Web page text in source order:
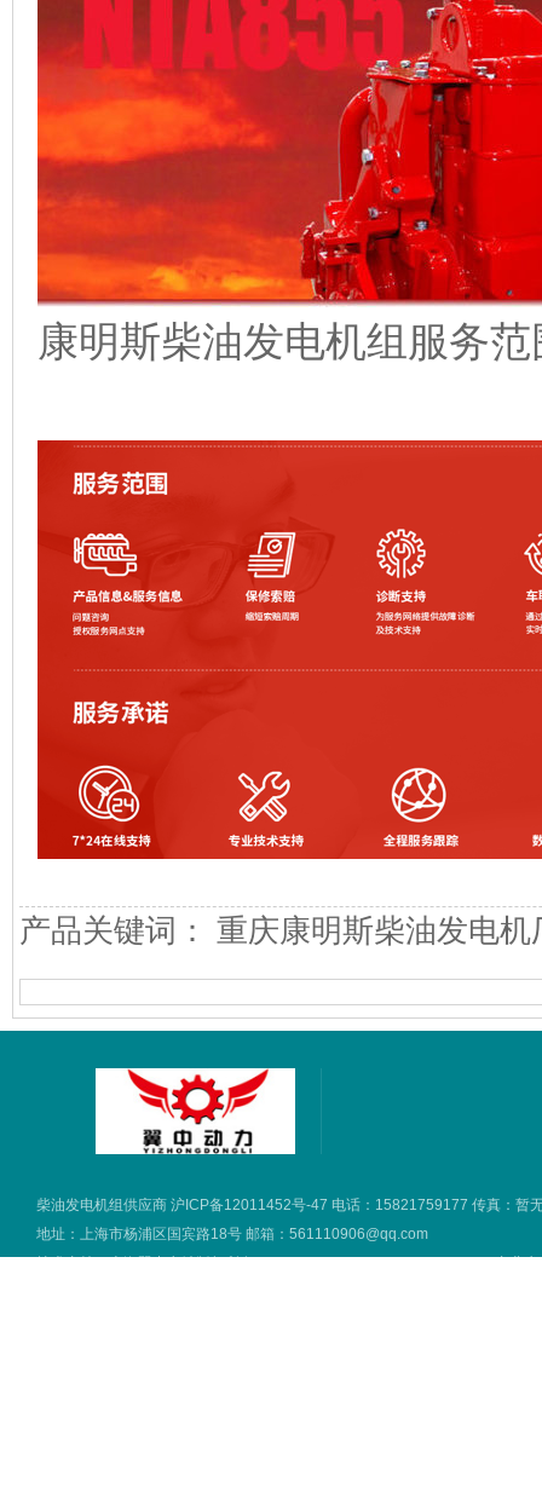
康明斯柴油发电机组服务
产品关键词： 重庆康明斯柴油发电
柴油发电机组供应商 沪ICP备12011452号-47 电话：15821759177 传真：暂
地址：上海市杨浦区国宾路18号 邮箱：561110906@qq.com